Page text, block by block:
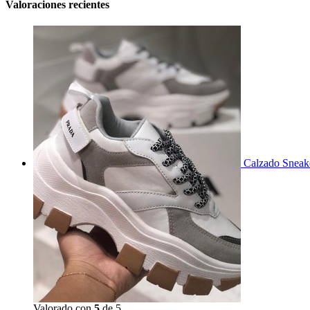
Valoraciones recientes
Calzado